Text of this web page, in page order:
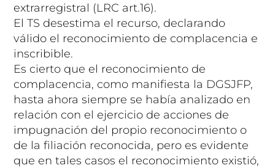
extrarregistral (LRC art.16).
El TS desestima el recurso, declarando
válido el reconocimiento de complacencia e
inscribible.
Es cierto que el reconocimiento de
complacencia, como manifiesta la DGSJFP,
hasta ahora siempre se había analizado en
relación con el ejercicio de acciones de
impugnación del propio reconocimiento o
de la filiación reconocida, pero es evidente
que en tales casos el reconocimiento existió,